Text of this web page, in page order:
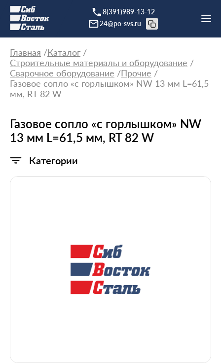
8(391)989-13-12
24@po-svs.ru
Главная
Каталог
Строительные материалы и оборудование
Сварочное оборудование
Прочие
Газовое сопло «с горлышком» NW 13 мм L=61,5
мм, RT 82 W
Газовое сопло «с горлышком» NW
13 мм L=61,5 мм, RT 82 W
Категории